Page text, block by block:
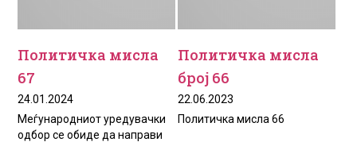
Политичка мисла
67
24.01.2024
Mеѓународниот уредувачки
одбор се обиде да направи
Политичка мисла
број 66
22.06.2023
Политичка мисла 66